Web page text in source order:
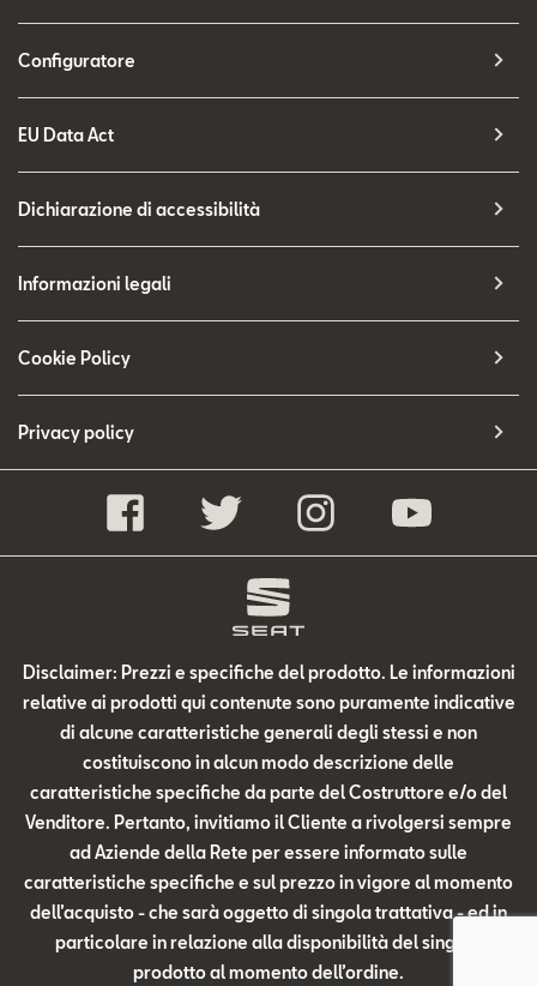
Configuratore
EU Data Act
Dichiarazione di accessibilità
Informazioni legali
Cookie Policy
Privacy policy
Disclaimer: Prezzi e specifiche del prodotto. Le informazioni
relative ai prodotti qui contenute sono puramente indicative
di alcune caratteristiche generali degli stessi e non
costituiscono in alcun modo descrizione delle
caratteristiche specifiche da parte del Costruttore e/o del
Venditore. Pertanto, invitiamo il Cliente a rivolgersi sempre
ad Aziende della Rete per essere informato sulle
caratteristiche specifiche e sul prezzo in vigore al momento
dell’acquisto - che sarà oggetto di singola trattativa - ed in
particolare in relazione alla disponibilità del singolo
prodotto al momento dell’ordine.